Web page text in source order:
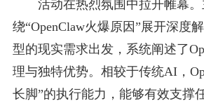
活动在热烈氛围中拉开帷幕
绕“OpenClaw火爆原因”展开深度
型的现实需求出发，系统阐述了
理与独特优势。相较于传统AI，
长脚”的执行能力，能够有效支撑